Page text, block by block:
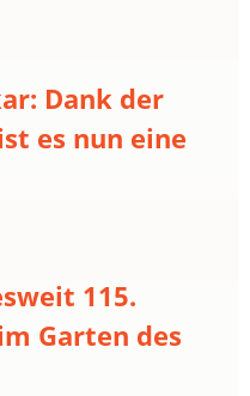
Dank der
es nun eine
115.
Garten des